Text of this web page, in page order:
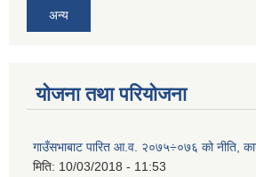
अन्य
योजना तथा परियोजना
गाउँसभाबाट पारित आ.व. २०७५÷०७६ को नीति,
मिति: 10/03/2018 - 11:53